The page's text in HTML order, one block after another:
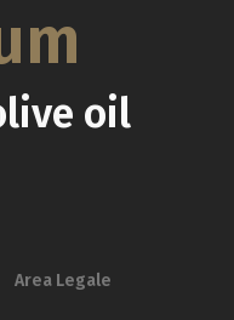
oil
Area Legale